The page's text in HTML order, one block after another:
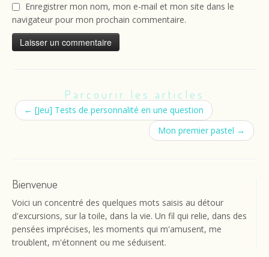
Enregistrer mon nom, mon e-mail et mon site dans le
navigateur pour mon prochain commentaire.
Parcourir les articles
← [Jeu] Tests de personnalité en une question
Mon premier pastel →
Bienvenue
Voici un concentré des quelques mots saisis au détour
d'excursions, sur la toile, dans la vie. Un fil qui relie, dans des
pensées imprécises, les moments qui m'amusent, me
troublent, m'étonnent ou me séduisent.